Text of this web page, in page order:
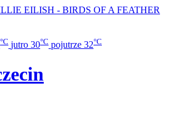
EILISH - BIRDS OF A FEATHER
°C jutro 30°C pojutrze 32°C